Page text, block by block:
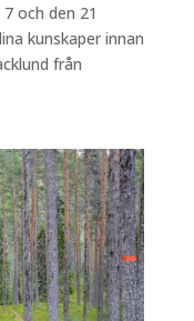
och den 21
kunskaper innan
från